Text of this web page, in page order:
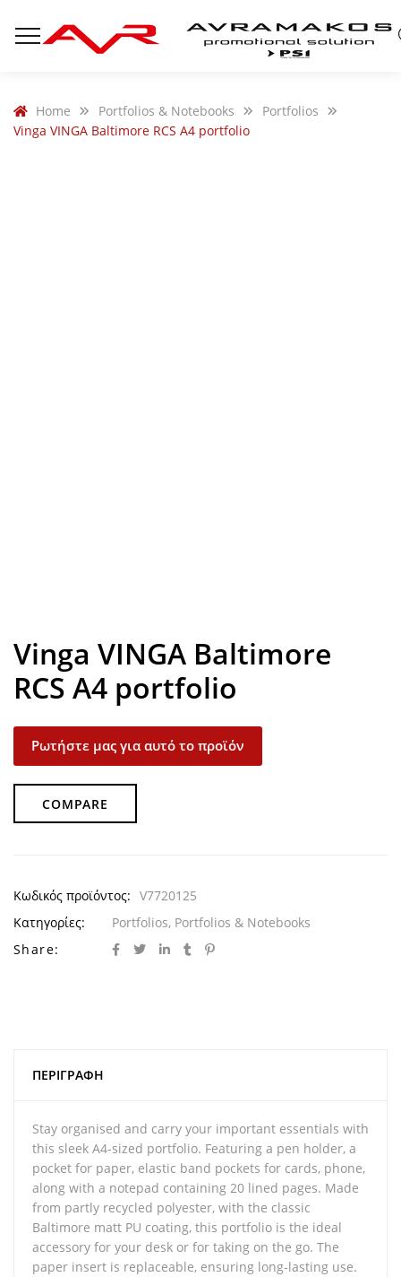
Home Portfolios & Notebooks
Portfolios
Vinga VINGA Baltimore RCS A4 portfolio
Vinga VINGA Baltimore
RCS A4 portfolio
Ρωτήστε μας για αυτό το προϊόν
COMPARE
Κωδικός προϊόντος: V7720125
Κατηγορίες:
Portfolios, Portfolios & Notebooks
Share:
ΠΕΡΙΓΡΑΦΉ
Stay organised and carry your important essentials with
this sleek A4-sized portfolio. Featuring a pen holder, a
pocket for paper, elastic band pockets for cards, phone,
along with a notepad containing 20 lined pages. Made
from partly recycled polyester, with the classic
Baltimore matt PU coating, this portfolio is the ideal
accessory for your desk or for taking on the go. The
paper insert is replaceable, ensuring long-lasting use.